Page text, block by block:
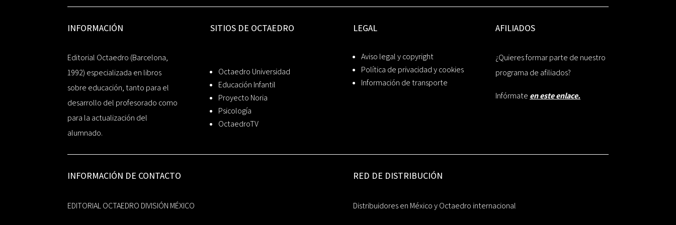
INFORMACIÓN
Editorial Octaedro (Barcelona,
1992) especializada en libros
sobre educación, tanto para el
desarrollo del profesorado como
para la actualización del
alumnado.
SITIOS DE OCTAEDRO
Octaedro Universidad
Educación Infantil
Proyecto Noria
Psicología
OctaedroTV
LEGAL
Aviso legal y copyright
Política de privacidad y cookies
Información de transporte
AFILIADOS
¿Quieres formar parte de nuestro
programa de afiliados?
Infórmate en este enlace.
INFORMACIÓN DE CONTACTO
EDITORIAL OCTAEDRO DIVISIÓN MÉXICO
RED DE DISTRIBUCIÓN
Distribuidores en México y Octaedro internacional